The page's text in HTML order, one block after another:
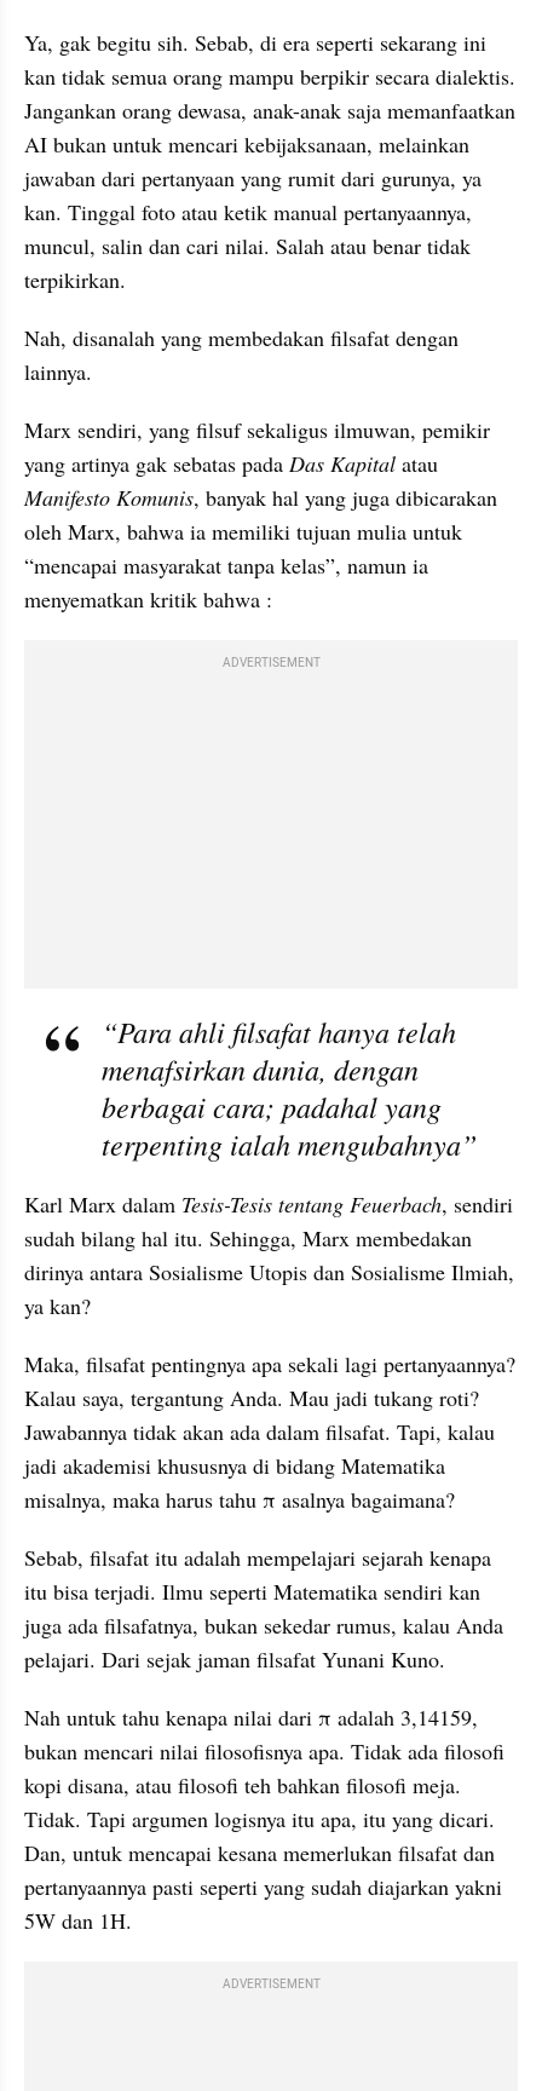
Ya, gak begitu sih. Sebab, di era seperti sekarang ini
kan tidak semua orang mampu berpikir secara dialektis.
Jangankan orang dewasa, anak-anak saja memanfaatkan
AI bukan untuk mencari kebijaksanaan, melainkan
jawaban dari pertanyaan yang rumit dari gurunya, ya
kan. Tinggal foto atau ketik manual pertanyaannya,
muncul, salin dan cari nilai. Salah atau benar tidak
terpikirkan.
Nah, disanalah yang membedakan filsafat dengan
lainnya.
Marx sendiri, yang filsuf sekaligus ilmuwan, pemikir
yang artinya gak sebatas pada Das Kapital
Manifesto Komunis, banyak hal yang juga dibicarakan
oleh Marx, bahwa ia memiliki tujuan mulia untuk
“mencapai masyarakat tanpa kelas”, namun ia
menyematkan kritik bahwa :
ADVERTISEMENT
“Para ahli filsafat hanya telah
menafsirkan dunia, dengan
berbagai cara; padahal yang
terpenting ialah mengubahnya”
Karl Marx dalam Tesis-Tesis tentang Feuerbach, sendiri
sudah bilang hal itu. Sehingga, Marx membedakan
dirinya antara Sosialisme Utopis dan Sosialisme Ilmiah,
ya kan?
Maka, filsafat pentingnya apa sekali lagi pertanyaannya?
Kalau saya, tergantung Anda. Mau jadi tukang roti?
Jawabannya tidak akan ada dalam filsafat. Tapi, kalau
jadi akademisi khususnya di bidang Matematika
misalnya, maka harus tahu π asalnya bagaimana?
Sebab, filsafat itu adalah mempelajari sejarah kenapa
itu bisa terjadi. Ilmu seperti Matematika sendiri kan
juga ada filsafatnya, bukan sekedar rumus, kalau Anda
pelajari. Dari sejak jaman filsafat Yunani Kuno.
Nah untuk tahu kenapa nilai dari π adalah 3,14159,
bukan mencari nilai filosofisnya apa. Tidak ada filosofi
kopi disana, atau filosofi teh bahkan filosofi meja.
Tidak. Tapi argumen logisnya itu apa, itu yang dicari.
Dan, untuk mencapai kesana memerlukan filsafat dan
pertanyaannya pasti seperti yang sudah diajarkan yakni
5W dan 1H.
ADVERTISEMENT